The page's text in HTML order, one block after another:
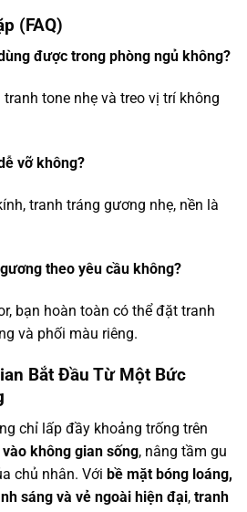
(FAQ)
được trong phòng ngủ không?
tranh tone nhẹ và treo vị trí không
vỡ không?
tranh tráng gương nhẹ, nền là
theo yêu cầu không?
bạn hoàn toàn có thể đặt tranh
và phối màu riêng.
Bắt Đầu Từ Một Bức
chỉ lấp đầy khoảng trống trên
không gian sống, nâng tầm gu
chủ nhân. Với bề mặt bóng loáng,
sáng và vẻ ngoài hiện đại, tranh